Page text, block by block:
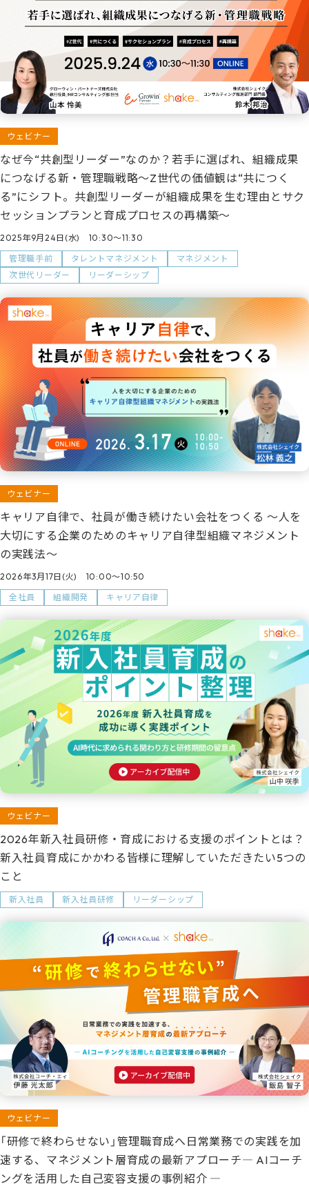
ウェビナー
なぜ今“共創型リーダー”なのか？若手に選ばれ、組織成果
につなげる新・管理職戦略～Z世代の価値観は“共につく
る”にシフト。共創型リーダーが組織成果を生む理由とサク
セッションプランと育成プロセスの再構築～
2025年9月24日(水) 10:30～11:30
管理職手前
タレントマネジメント
マネジメント
次世代リーダー
リーダーシップ
ウェビナー
キャリア自律で、社員が働き続けたい会社をつくる ～人を
大切にする企業のためのキャリア自律型組織マネジメント
の実践法～
2026年3月17日(火) 10:00～10:50
全社員
組織開発 キャリア自律
ウェビナー
2026年新入社員研修・育成における支援のポイントとは？
新入社員育成にかかわる皆様に理解していただきたい5つの
こと
新入社員 新入社員研修 リーダーシップ
ウェビナー
「研修で終わらせない」管理職育成へ日常業務での実践を加
速する、マネジメント層育成の最新アプローチ― AIコーチ
ングを活用した自己変容支援の事例紹介 ―